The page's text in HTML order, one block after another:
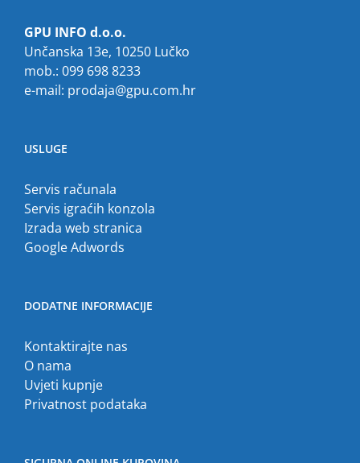
GPU INFO d.o.o.
Unčanska 13e, 10250 Lučko
mob.: 099 698 8233
e-mail: prodaja@gpu.com.hr
USLUGE
Servis računala
Servis igraćih konzola
Izrada web stranica
Google Adwords
DODATNE INFORMACIJE
Kontaktirajte nas
O nama
Uvjeti kupnje
Privatnost podataka